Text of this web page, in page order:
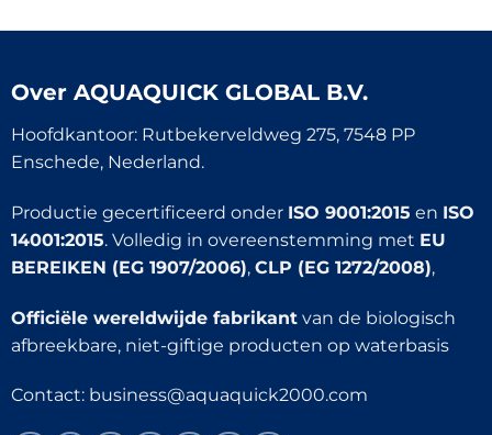
Over AQUAQUICK GLOBAL B.V.
Hoofdkantoor: Rutbekerveldweg 275, 7548 PP
Enschede, Nederland.
Productie gecertificeerd onder ISO 9001:2015 en ISO
14001:2015. Volledig in overeenstemming met EU
BEREIKEN (EG 1907/2006), CLP (EG 1272/2008),
Officiële wereldwijde fabrikantvan de biologisch
afbreekbare, niet-giftige producten op waterbasis
Contact: business@aquaquick2000.com